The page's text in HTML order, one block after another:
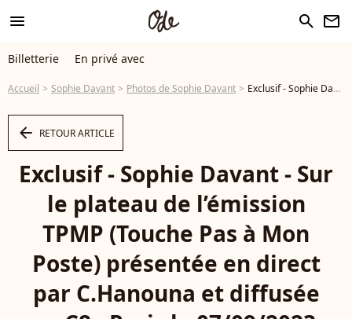
menu search newsletter
Billetterie En privé avec
Accueil Sophie Davant Photos de Sophie Davant Exclusif - Sophie Davant - Sur le plateau de l’émission TPMP (Touche Pas à Mon Poste) présentée en direct par C.Hanouna et diffusée sur C8 - Paris le 07/09/2023 - © Jack Tribeca / Bestimage - Photo
arrow_left RETOUR ARTICLE
Exclusif - Sophie Davant - Sur
le plateau de l’émission
TPMP (Touche Pas à Mon
Poste) présentée en direct
par C.Hanouna et diffusée